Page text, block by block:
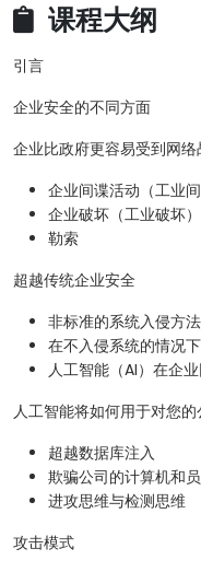
课程大纲
引言
企业安全的不同方面
企业比政府更容易受到网
企业间谍活动（工业间
企业破坏（工业破坏）
勒索
超越传统企业安全
非标准的系统入侵方法
在不入侵系统的情况
人工智能（AI）在企
人工智能将如何用于对您
超越数据库注入
欺骗公司的计算机和
进攻思维与检测思维
攻击模式